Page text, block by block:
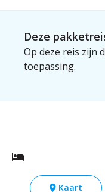
Deze
Op deze reis zijn
toepassing.
Kaart